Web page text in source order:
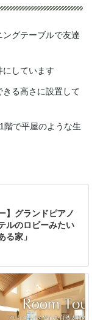
グテーブルで友達
にしています
る高さに設置して
階で平屋のような生
】グランドピアノ
ルのロビーみたい
る家」